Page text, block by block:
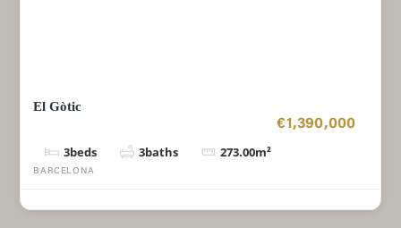
El Gòtic
€1,390,000
3beds 3baths 273.00m²
BARCELONA